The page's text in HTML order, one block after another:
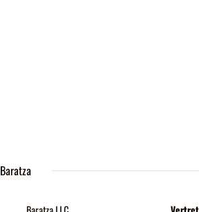
Baratza